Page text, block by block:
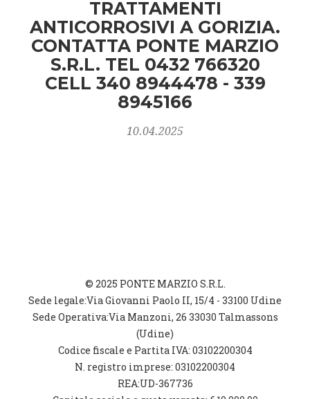
TRATTAMENTI
ANTICORROSIVI A GORIZIA.
CONTATTA PONTE MARZIO
S.R.L. TEL 0432 766320
CELL 340 8944478 - 339
8945166
10.04.2025
© 2025 PONTE MARZIO S.R.L.
Sede legale:Via Giovanni Paolo II, 15/4 - 33100 Udine
Sede Operativa:Via Manzoni, 26 33030 Talmassons
(Udine)
Codice fiscale e Partita IVA: 03102200304
N. registro imprese: 03102200304
REA:UD-367736